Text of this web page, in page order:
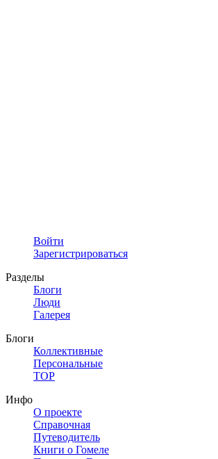
Войти
Зарегистрироваться
Разделы
Блоги
Люди
Галерея
Блоги
Коллективные
Персональные
TOP
Инфо
О проекте
Справочная
Путеводитель
Книги о Гомеле